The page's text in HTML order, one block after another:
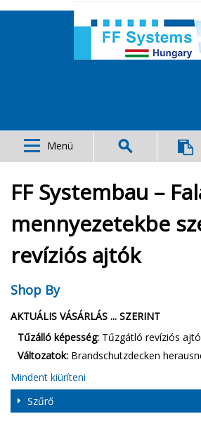
Menü
FF Systembau –
mennyezetekbe
revíziós ajtók
Shop By
AKTUÁLIS VÁSÁRLÁS ... SZERINT
Tűzálló képesség: Tűzgátló revíziós
Változatok: Brandschutzdecken
Mindent kiüríteni
Szűrő